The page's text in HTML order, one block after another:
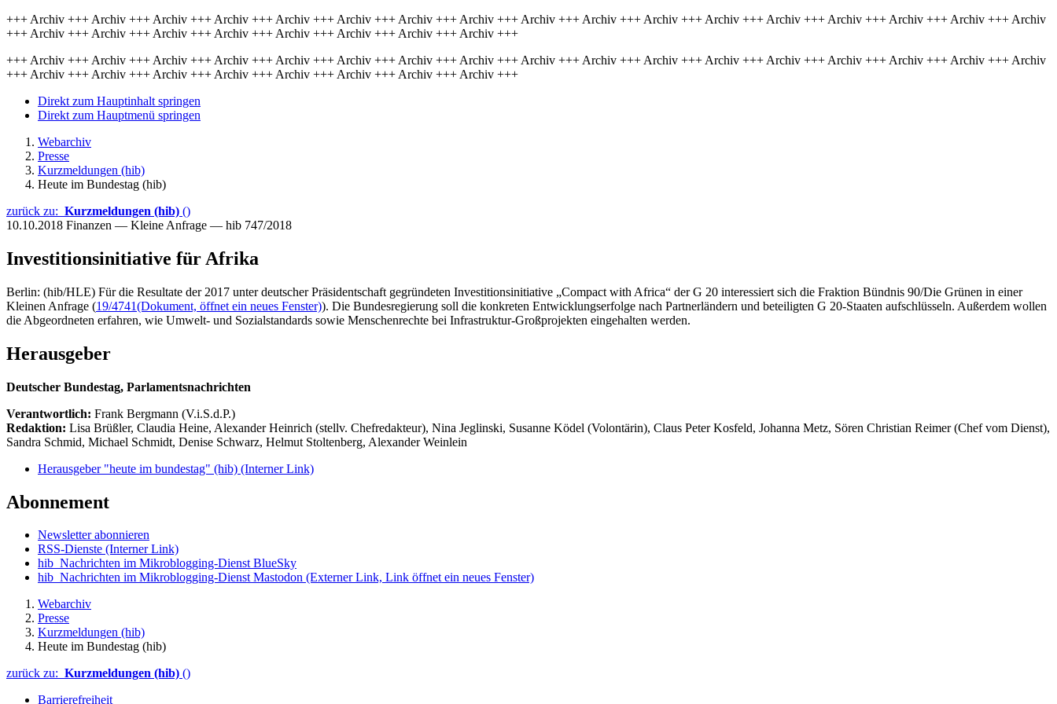
+++ Archiv +++ Archiv +++ Archiv +++ Archiv +++ Archiv +++ Archiv +++ Archiv +++ Archiv +++ Archiv +++ Archiv +++ Archiv +++ Archiv +++ Archiv +++ Archiv +++ Archiv +++ Archiv +++ Archiv
+++ Archiv +++ Archiv +++ Archiv +++ Archiv +++ Archiv +++ Archiv +++ Archiv +++ Archiv +++
+++ Archiv +++ Archiv +++ Archiv +++ Archiv +++ Archiv +++ Archiv +++ Archiv +++ Archiv +++ Archiv +++ Archiv +++ Archiv +++ Archiv +++ Archiv +++ Archiv +++ Archiv +++ Archiv +++ Archiv
+++ Archiv +++ Archiv +++ Archiv +++ Archiv +++ Archiv +++ Archiv +++ Archiv +++ Archiv +++
Direkt zum Hauptinhalt springen
Direkt zum Hauptmenü springen
Webarchiv
Presse
Kurzmeldungen (hib)
Heute im Bundestag (hib)
zurück zu: Kurzmeldungen (hib) ()
10.10.2018 Finanzen — Kleine Anfrage — hib 747/2018
Investitionsinitiative für Afrika
Berlin: (hib/HLE) Für die Resultate der 2017 unter deutscher Präsidentschaft gegründeten Investitionsinitiative „Compact with Africa“ der G 20 interessiert sich die Fraktion Bündnis 90/Die Grünen in einer
Kleinen Anfrage (19/4741(Dokument, öffnet ein neues Fenster)). Die Bundesregierung soll die konkreten Entwicklungserfolge nach Partnerländern und beteiligten G 20-Staaten aufschlüsseln. Außerdem wollen
die Abgeordneten erfahren, wie Umwelt- und Sozialstandards sowie Menschenrechte bei Infrastruktur-Großprojekten eingehalten werden.
Herausgeber
Deutscher Bundestag, Parlamentsnachrichten
Verantwortlich: Frank Bergmann (V.i.S.d.P.)
Redaktion: Lisa Brüßler, Claudia Heine, Alexander Heinrich (stellv. Chefredakteur), Nina Jeglinski, Susanne Ködel (Volontärin), Claus Peter Kosfeld, Johanna Metz, Sören Christian Reimer (Chef vom Dienst),
Sandra Schmid, Michael Schmidt, Denise Schwarz, Helmut Stoltenberg, Alexander Weinlein
Herausgeber "heute im bundestag" (hib) (Interner Link)
Abonnement
Newsletter abonnieren
RSS-Dienste (Interner Link)
hib_Nachrichten im Mikroblogging-Dienst BlueSky
hib_Nachrichten im Mikroblogging-Dienst Mastodon (Externer Link, Link öffnet ein neues Fenster)
Webarchiv
Presse
Kurzmeldungen (hib)
Heute im Bundestag (hib)
zurück zu: Kurzmeldungen (hib) ()
Barrierefreiheit